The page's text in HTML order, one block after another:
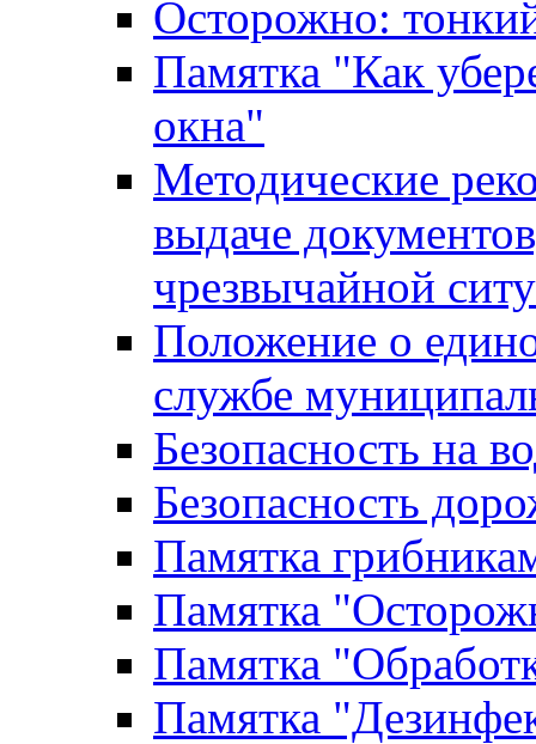
Осторожно:
Памятка "Как
окна"
Методические
выдаче
чрезвычайной
Положение о
службе
Безопасность на
Безопасность
Памятка
Памятка
Памятка
Памятка